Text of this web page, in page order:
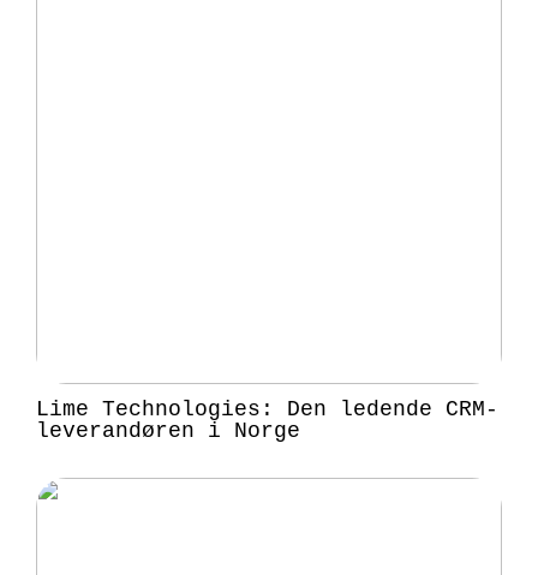
Lime Technologies: Den ledende CRM-
leverandøren i Norge